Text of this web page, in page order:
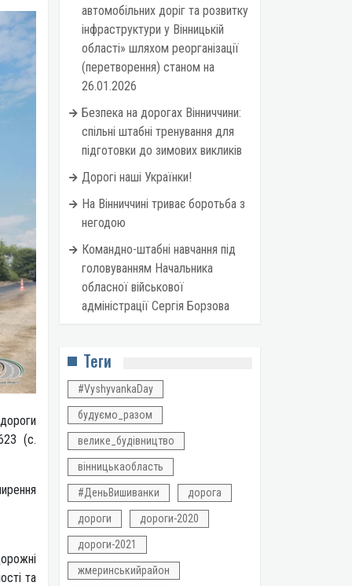
(с.
та
автомобільних доріг та розвитку
інфраструктури у Вінницькій
області» шляхом реорганізації
(перетворення) станом на
26.01.2026
Безпека на дорогах Вінниччини:
спільні штабні тренування для
підготовки до зимових викликів
Дорогі наші Українки!
На Вінниччині триває боротьба з
негодою
Командно-штабні навчання під
головуванням Начальника
обласної військової
адміністрації Сергія Борзова
Теги
#VyshyvankaDay
будуємо_разом
велике_будівництво
вінницькаобласть
#ДеньВишиванки дорога
дороги дороги-2020
дороги-2021
жмеринськийрайон